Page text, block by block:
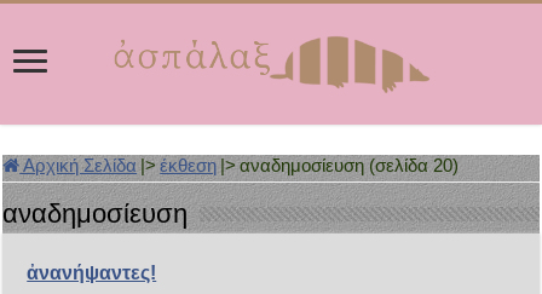
Αρχική Σελίδα |> έκθεση |> αναδημοσίευση (σελίδα 20)
αναδημοσίευση
ἀνανήψαντες!